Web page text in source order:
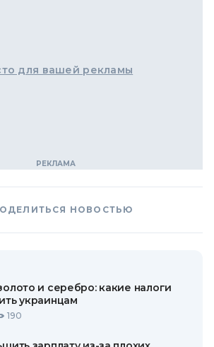
для вашей рекламы
НОВОСТЬЮ
и серебро: какие налоги
украинцам
190